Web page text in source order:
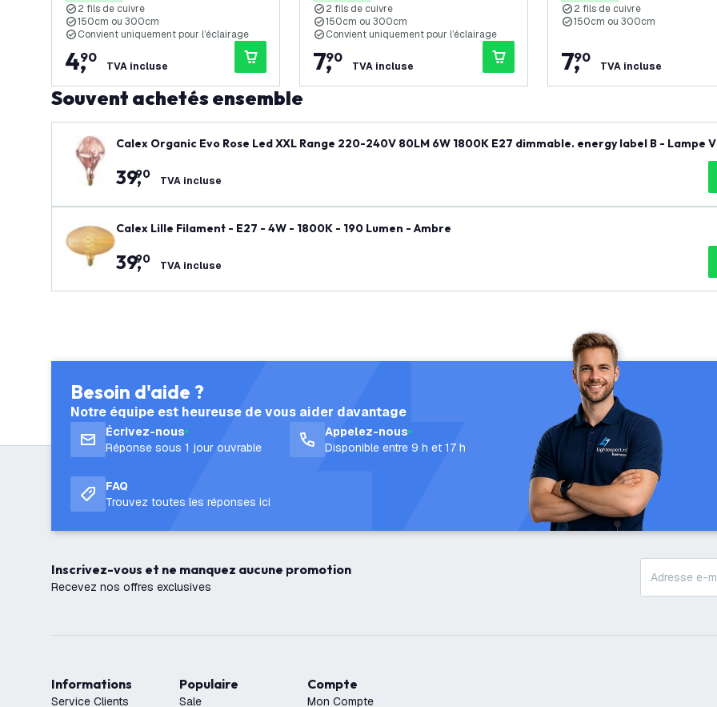
2 fils de cuivre
150cm ou 300cm
Convient uniquement pour l’éclairage
4,
90
TVA incluse
2 fils de cuivre
150cm ou 300cm
Convient uniquement pour l’éclairage
7,
90
TVA incluse
2 fils de cuivre
150cm ou 300cm
7,
90
TVA incluse
Souvent achetés ensemble
Calex Organic Evo Rose Led XXL Range 220-240V 80LM 6W 1800K E27 dimmable. energy label B - Lampe
39,
90 TVA incluse
Calex Lille Filament - E27 - 4W - 1800K - 190 Lumen - Ambre
39,
90 TVA incluse
Besoin d'aide ?
Notre équipe est heureuse de vous aider davantage
Écrivez-nous
Réponse sous 1 jour ouvrable
Appelez-nous
Disponible entre 9 h et 17 h
FAQ
Trouvez toutes les réponses ici
Inscrivez-vous et ne manquez aucune promotion
Recevez nos offres exclusives
Informations
Service Clients
Populaire
Sale
Compte
Mon Compte